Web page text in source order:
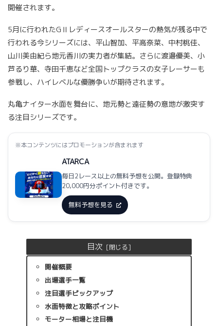
開催されます。
5月に行われたGⅡレディースオールスターの熱気が残る中で
行われる今シリーズには、平山智加、平高奈菜、中村桃佳、
山川美由紀ら地元香川の実力者が集結。さらに渡邉優美、小
芦るり華、寺田千恵など全国トップクラスの女子レーサーも
参戦し、ハイレベルな優勝争いが期待されます。
丸亀ナイター水面を舞台に、地元勢と遠征勢の意地が激突す
る注目シリーズです。
※本コンテンツにはプロモーションが含まれます
ATARCA
毎日2レース以上の無料予想を公開。登録特典
20,000円分ポイント付きです。
無料予想を見る
目次
開催概要
出場選手一覧
注目選手ピックアップ
水面特徴と攻略ポイント
モーター相場と注目機